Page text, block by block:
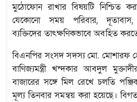
মুঠোফোন রাখার বিষয়টি নিশ্চিত
যেকোনো সময় পরিবার, দূতাবাস,
ব্যক্তিদের তাৎক্ষণিকভাবে অবহিত
বিএনপির সংসদ সদস্য মো. মোশারফ
বাণিজ্যমন্ত্রী খন্দকার আবদুল
বাজারের সঙ্গে মিল রেখে চলতি
মূল্য তিনবার সমন্বয় করা হয়েছে।